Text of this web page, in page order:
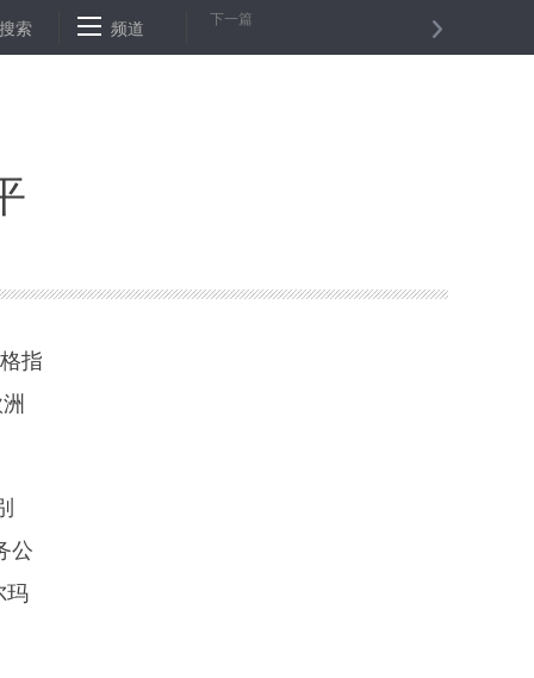
日上涨 北京大兴国际机场迎来第三阶段试飞 通讯：“希望
搜索 频道 下一篇
指
公
玛